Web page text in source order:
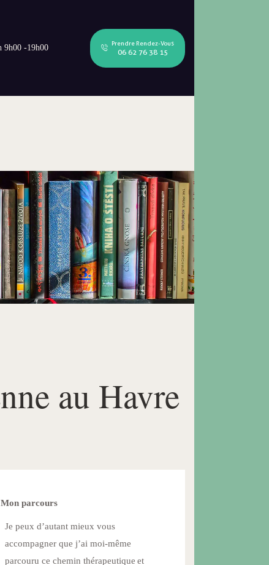
9h00 -19h00 Prendre Rendez-Vous
06 62 76 38 15
au Havre
parcours
Je peux d’autant mieux vous
accompagner que j’ai moi-même
parcouru ce chemin thérapeutique et